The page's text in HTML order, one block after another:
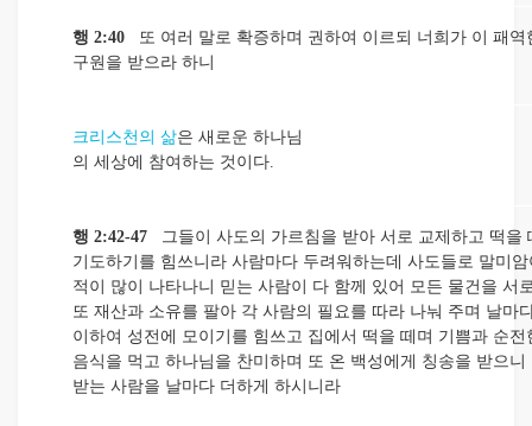
행 2:40 또 여러 말로 확증하며 권하여 이르되 너희가 이 패역
구원을 받으라 하니
크리스천의 삶은 새로운 하나님
의 세상에 참여하는 것이다.
행 2:42-47 그들이 사도의 가르침을 받아 서로 교제하고 떡을
기도하기를 힘쓰니라 사람마다 두려워하는데 사도들로 말미
적이 많이 나타나니 믿는 사람이 다 함께 있어 모든 물건을 서
또 재산과 소유를 팔아 각 사람의 필요를 따라 나눠 주며 날마
이하여 성전에 모이기를 힘쓰고 집에서 떡을 떼며 기쁨과 순전
음식을 먹고 하나님을 찬미하며 또 온 백성에게 칭송을 받으니
받는 사람을 날마다 더하게 하시니라